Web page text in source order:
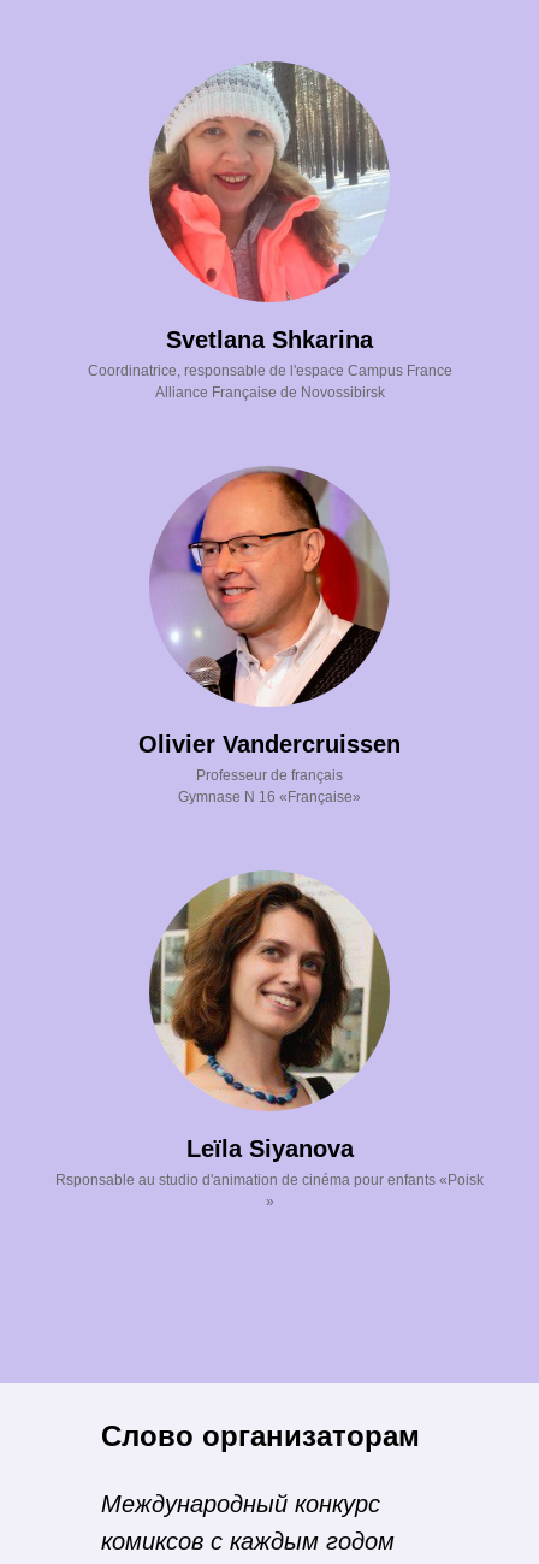
Svetlana Shkarina
Coordinatrice, responsable de l'espace Campus France
Alliance Française de Novossibirsk
Olivier Vandercruissen
Professeur de français
Gymnase N 16 «Française»
Leïla Siyanova
Rsponsable au studio d'animation de cinéma pour enfants «Poisk
»
Слово организаторам
Международный конкурс
комиксов с каждым годом